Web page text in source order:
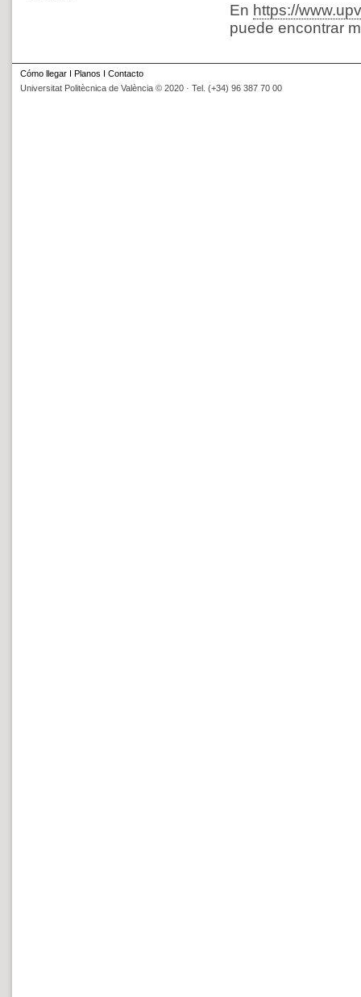
En https://
puede encontrar
Cómo llegar I Planos I Contacto
Universitat Politècnica de València © 2020 · Tel. (+34) 96 387 70 00